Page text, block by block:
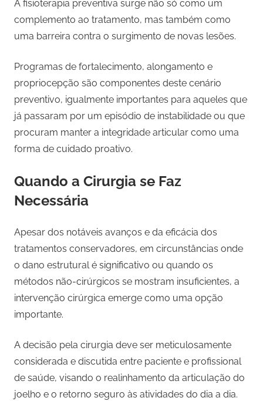
A fisioterapia preventiva surge não só como um
complemento ao tratamento, mas também como
uma barreira contra o surgimento de novas lesões.
Programas de fortalecimento, alongamento e
propriocepção são componentes deste cenário
preventivo, igualmente importantes para aqueles que
já passaram por um episódio de instabilidade ou que
procuram manter a integridade articular como uma
forma de cuidado proativo.
Quando a Cirurgia se Faz
Necessária
Apesar dos notáveis avanços e da eficácia dos
tratamentos conservadores, em circunstâncias onde
o dano estrutural é significativo ou quando os
métodos não-cirúrgicos se mostram insuficientes, a
intervenção cirúrgica emerge como uma opção
importante.
A decisão pela cirurgia deve ser meticulosamente
considerada e discutida entre paciente e profissional
de saúde, visando o realinhamento da articulação do
joelho e o retorno seguro às atividades do dia a dia.